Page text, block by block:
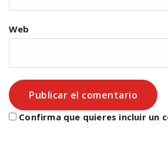
Web
Confirma que quieres incluir un